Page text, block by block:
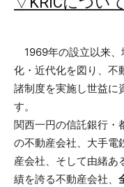
1969年の設立以来、
化・近代化を図り、不
諸制度を実施し世益に
す。
関西一円の信託銀行・
の不動産会社、大手電
産会社、そして由緒あ
績を誇る不動産会社、